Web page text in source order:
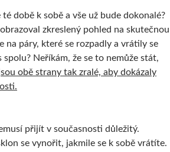
k sobě a vše už bude dokonalé?
zkreslený pohled na skutečnou
na páry, které se rozpadly a vrátily se
spolu? Neříkám, že se to nemůže stát,
obě strany tak zralé, aby dokázaly
přijít v současnosti důležitý.
se vynořit, jakmile se k sobě vrátíte.